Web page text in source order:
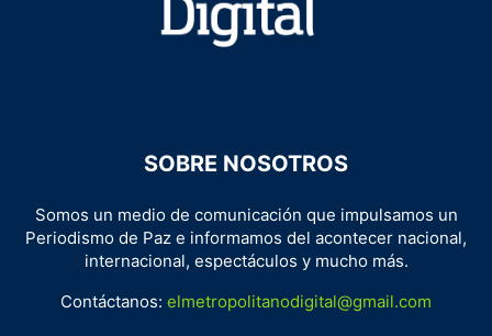
SOBRE NOSOTROS
Somos un medio de comunicación que impulsamos un
Periodismo de Paz e informamos del acontecer nacional,
internacional, espectáculos y mucho más.
Contáctanos: elmetropolitanodigital@gmail.com